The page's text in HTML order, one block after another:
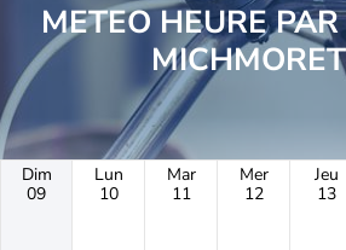
METEO HEURE
MICHMORET
Dim
09
Lun
10
Mar
11
Mer
12
Jeu
13